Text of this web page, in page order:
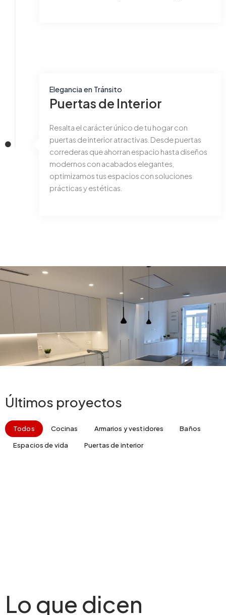
Elegancia en Tránsito
Puertas de Interior
Resalta el carácter único de tu hogar con
puertas de interior atractivas. Desde puertas
correderas que ahorran espacio hasta diseños
modernos con acabados elegantes,
optimizamos tus espacios con soluciones
prácticas y estéticas.
Últimos proyectos
Todos Cocinas Armarios y vestidores Baños
Espacios de vida Puertas de interior
Lo que dicen